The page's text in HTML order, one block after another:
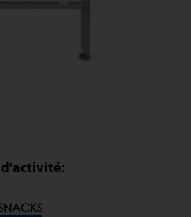
d'activité: